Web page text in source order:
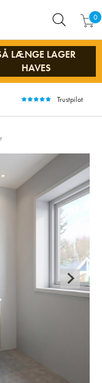
0
LÆNGE LAGER
HAVES
Trustpilot